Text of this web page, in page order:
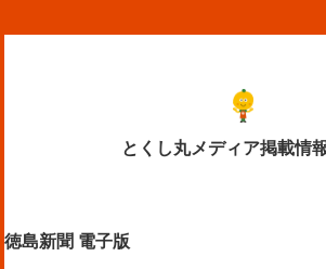
オススメリンク
とくし丸メディア掲載情
徳島新聞 電子版